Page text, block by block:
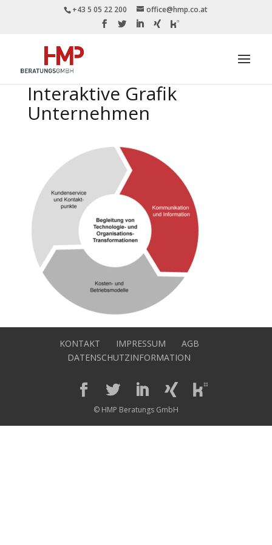
+43 5 05 22 200 office@hmp.co.at
Interaktive Grafik
Unternehmen
KONTAKT IMPRESSUM
AGB
DATENSCHUTZINFORMATION
© HMP Beratungs GmbH